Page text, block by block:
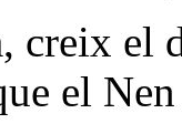
creix el
el